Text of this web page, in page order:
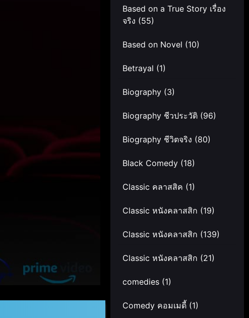
Based on a True Story เรื่อง
จริง (55)
Based on Novel (10)
Betrayal (1)
Biography (3)
Biography ชีวประวัติ (96)
Biography ชีวิตจริง (80)
Black Comedy (18)
Classic คลาสสิค (1)
Classic หนังคลาสสิก (19)
Classic หนังคลาสสิก (139)
Classic หนังคลาสสิก (21)
comedies (1)
Comedy คอมเมดี้ (1)